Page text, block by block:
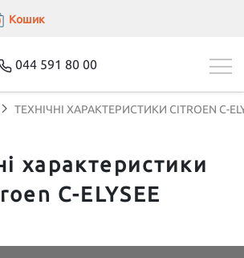
Кошик
044 591 80 00
ТЕХНІЧНІ ХАРАКТЕРИСТИКИ CITROEN C-
характеристики
C-ELYSEE